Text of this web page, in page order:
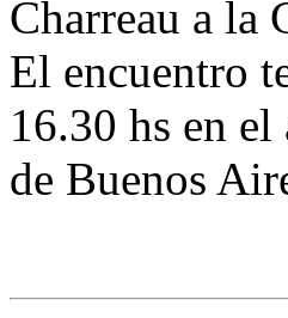
Charreau a la
El encuentro
16.30 hs en
de Buenos